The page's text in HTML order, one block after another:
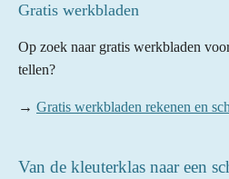
Gratis werkbladen
Op zoek naar gratis werkbladen
tellen?
→ Gratis werkbladen rekenen en
Van de kleuterklas naar een